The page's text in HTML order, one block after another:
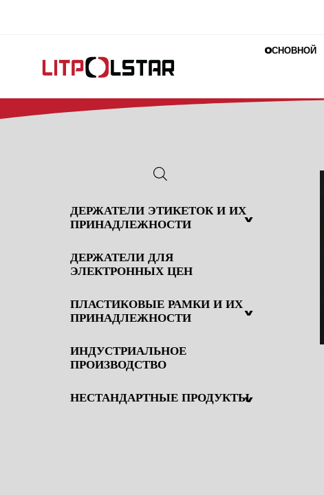
OСНОВНОЙ
^
ДЕРЖАТЕЛИ ЭТИКЕТОК И ИХ
ПРИНАДЛЕЖНОСТИ
ДЕРЖАТЕЛИ ДЛЯ
ЭЛЕКТРОННЫХ ЦЕН
^
ПЛАСТИКОВЫЕ РАМКИ И ИХ
ПРИНАДЛЕЖНОСТИ
ИНДУСТРИАЛЬНОЕ
ПРОИЗВОДСТВО
^
НЕСТАНДАРТНЫЕ ПРОДУКТЫ